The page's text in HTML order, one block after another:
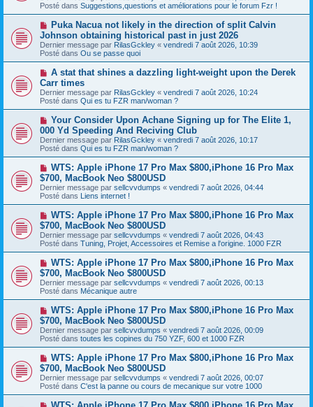
s
a
g
e
e
a
m
e
s
g
e
Posté dans Suggestions,questions et améliorations pour le forum Fzr !
N
o
u
v
e
a
u
m
e
s
a
e
Puka Nacua not likely in the direction of split Calvin
Johnson obtaining historical past in just 2026
Dernier message par RilasGckley « vendredi 7 août 2026, 10:39
Posté dans Ou se passe quoi
N
u
v
e
a
u
m
e
s
a
g
e
A stat that shines a dazzling light-weight upon the Derek
Carr times
Dernier message par RilasGckley « vendredi 7 août 2026, 10:24
Posté dans Qui es tu FZR man/woman ?
N
o
u
v
e
a
u
m
e
s
a
g
e
Your Consider Upon Achane Signing up for The Elite 1,
000 Yd Speeding And Reciving Club
Dernier message par RilasGckley « vendredi 7 août 2026, 10:17
Posté dans Qui es tu FZR man/woman ?
N
o
u
v
e
a
u
m
e
s
a
g
e
WTS: Apple iPhone 17 Pro Max $800,iPhone 16 Pro Max
$700, MacBook Neo $800USD
Dernier message par sellcvvdumps « vendredi 7 août 2026, 04:44
Posté dans Liens internet !
N
o
u
v
e
a
u
m
e
s
a
g
e
WTS: Apple iPhone 17 Pro Max $800,iPhone 16 Pro Max
$700, MacBook Neo $800USD
Dernier message par sellcvvdumps « vendredi 7 août 2026, 04:43
Posté dans Tuning, Projet, Accessoires et Remise a l'origine. 1000 FZR
N
o
u
v
e
a
u
m
e
s
a
g
e
WTS: Apple iPhone 17 Pro Max $800,iPhone 16 Pro Max
$700, MacBook Neo $800USD
Dernier message par sellcvvdumps « vendredi 7 août 2026, 00:13
Posté dans Mécanique autre
N
o
u
v
e
a
u
m
e
s
a
WTS: Apple iPhone 17 Pro Max $800,iPhone 16 Pro Max
$700, MacBook Neo $800USD
Dernier message par sellcvvdumps « vendredi 7 août 2026, 00:09
Posté dans toutes les copines du 750 YZF, 600 et 1000 FZR
N
o
u
v
e
a
WTS: Apple iPhone 17 Pro Max $800,iPhone 16 Pro Max
$700, MacBook Neo $800USD
Dernier message par sellcvvdumps « vendredi 7 août 2026, 00:07
Posté dans C'est la panne ou cours de mecanique sur votre 1000
NWTS: Apple iPhone 17 Pro Max $800,iPhone 16 Pro Max